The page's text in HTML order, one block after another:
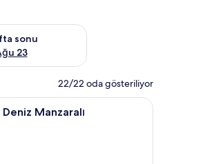
sonu
23
için müsaitliği kontrol et Ağu 21 -
22/22 oda gösteriliyor
Odada kasa, masa, ses yalıtımı, ücretsiz
Manzaralı